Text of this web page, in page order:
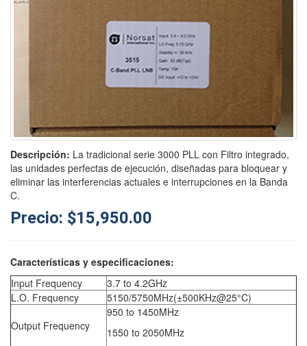
Descripción: La tradicional serie 3000 PLL con Filtro integrado,
las unidades perfectas de ejecución, diseñadas para bloquear y
eliminar las interferencias actuales e interrupciones en la Banda
C.
Precio: $15,950.00
Características y especificaciones:
Input Frequency
3.7 to 4.2GHz
L.O. Frequency
5150/5750MHz(±500KHz@25°C)
Output Frequency
950 to 1450MHz
1550 to 2050MHz